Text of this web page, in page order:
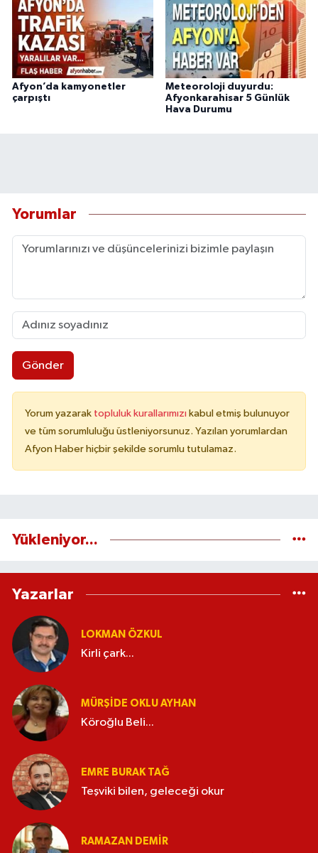
Afyon’da kamyonetler
çarpıştı
Meteoroloji duyurdu:
Afyonkarahisar 5 Günlük
Hava Durumu
Yorumlar
Gönder
Yorum yazarak topluluk kurallarımızı kabul etmiş bulunuyor
ve tüm sorumluluğu üstleniyorsunuz. Yazılan yorumlardan
Afyon Haber hiçbir şekilde sorumlu tutulamaz.
Yükleniyor...
Yazarlar
LOKMAN ÖZKUL
Kirli çark...
MÜRŞIDE OKLU AYHAN
Köroğlu Beli...
EMRE BURAK TAĞ
Teşviki bilen, geleceği okur
RAMAZAN DEMİR